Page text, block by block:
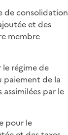
de consolidation
et des
membre
régime de
paiement de la
par le
pour le